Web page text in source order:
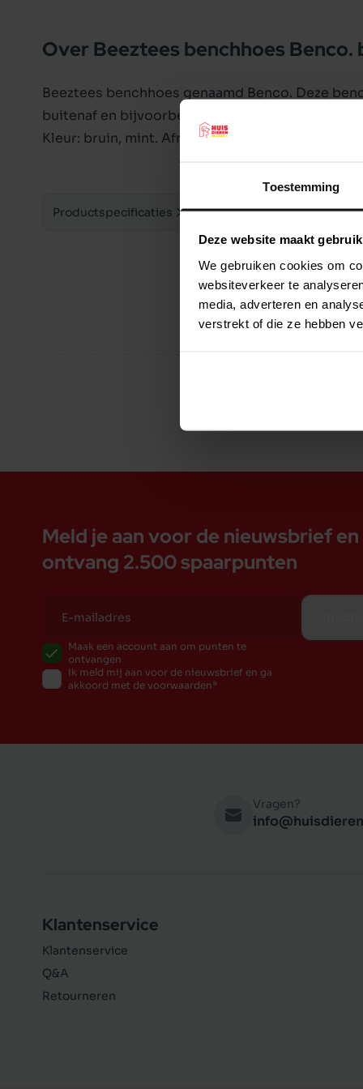
Toestemming
Deze website maakt
We gebruiken cookies om
websiteverkeer te
media, adverteren en
verstrekt of die ze hebben
Over Beeztees benchhoes Benco.
Beeztees benchhoes genaamd Benco. Deze
buitenaf en bijvoorbeeld weersinvloeden. Bij
Kleur: bruin, mint. Afmeting: 89 x 60 x 66 cm.
Productspecificaties
Meld je aan voor de nieuwsbrief en
ontvang 2.500 spaarpunten
Maak een account aan om punten te
ontvangen
Ik meld mij aan voor de nieuwsbrief en ga
akkoord met de voorwaarden
Vragen?
Klantenservice
Klantenservice
Q&A
Retourneren